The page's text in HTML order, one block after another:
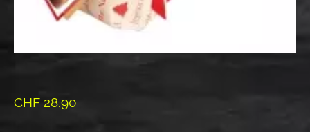
CHF 28.90